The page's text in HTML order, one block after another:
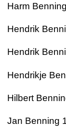
Harm
Hendrik
Hendrik
Hendrikje
Hilbert
Jan Benning